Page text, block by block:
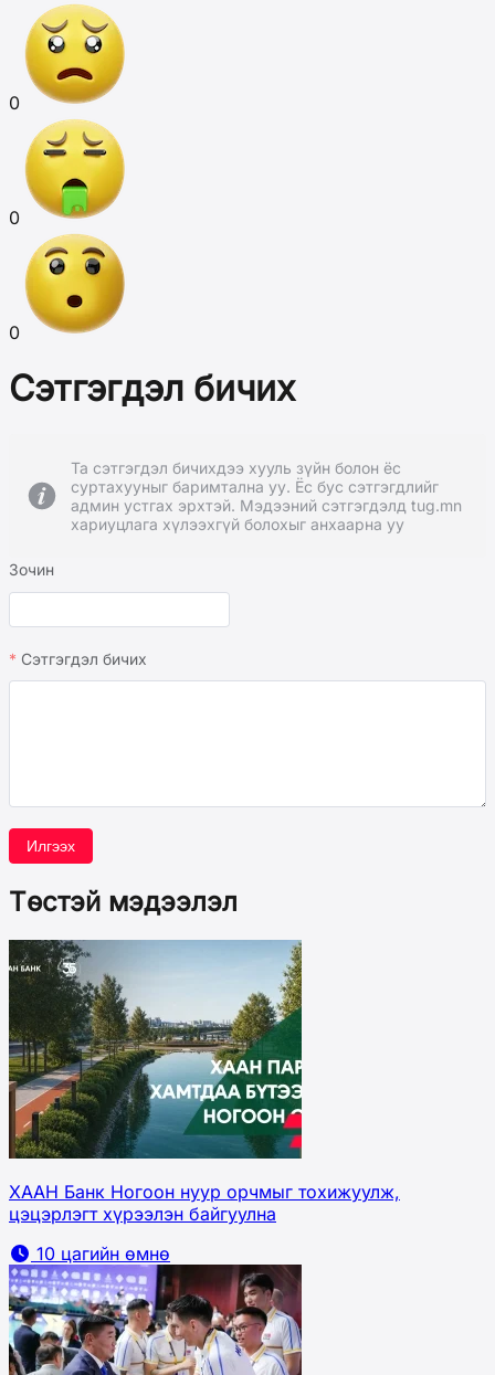
0
0
0
Сэтгэгдэл бичих
Та сэтгэгдэл бичихдээ хууль зүйн болон ёс
суртахууныг баримтална уу. Ёс бус сэтгэгдлийг
админ устгах эрхтэй. Мэдээний сэтгэгдэлд tug.mn
хариуцлага хүлээхгүй болохыг анхаарна уу
Зочин
Сэтгэгдэл бичих
Илгээх
Төстэй мэдээлэл
ХААН Банк Ногоон нуур орчмыг тохижуулж,
цэцэрлэгт хүрээлэн байгуулна
10 цагийн өмнө